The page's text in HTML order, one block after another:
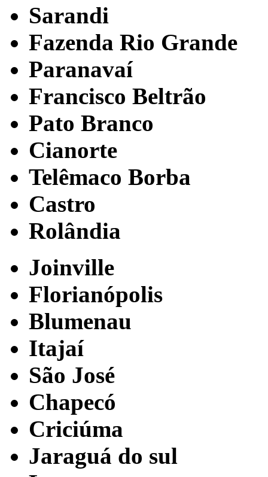
Sarandi
Fazenda Rio Grande
Paranavaí
Francisco Beltrão
Pato Branco
Cianorte
Telêmaco Borba
Castro
Rolândia
Joinville
Florianópolis
Blumenau
Itajaí
São José
Chapecó
Criciúma
Jaraguá do sul